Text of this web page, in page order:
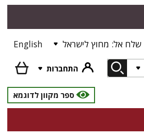
שלח אל: מחוץ לישראל English
התחברות
ספר מקוון לדוגמא